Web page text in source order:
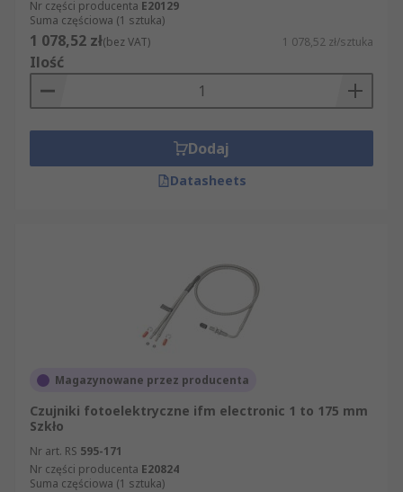
Nr części producenta E20129
Suma częściowa (1 sztuka)
1 078,52 zł(bez VAT) 1 078,52 zł/sztuka
Ilość
Dodaj
Datasheets
Magazynowane przez producenta
Czujniki fotoelektryczne ifm electronic 1 to 175 mm
Szkło
Nr art. RS 595-171
Nr części producenta E20824
Suma częściowa (1 sztuka)